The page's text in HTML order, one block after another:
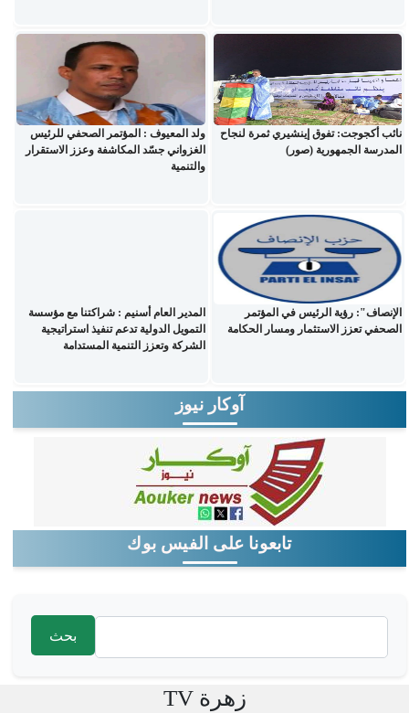
نائب أكجوجت: تفوق إينشيري ثمرة لنجاح
المدرسة الجمهورية (صور)
ولد المعيوف : المؤتمر الصحفي للرئيس
الغزواني جسّد المكاشفة وعزز الاستقرار
والتنمية
الإنصاف": رؤية الرئيس في المؤتمر
الصحفي تعزز الاستثمار ومسار الحكامة
المدير العام أسنيم : شراكتنا مع مؤسسة
التمويل الدولية تدعم تنفيذ استراتيجية
الشركة وتعزز التنمية المستدامة
آوكار نيوز
تابعونا على الفيس بوك
‏بحث ‏
زهرة TV